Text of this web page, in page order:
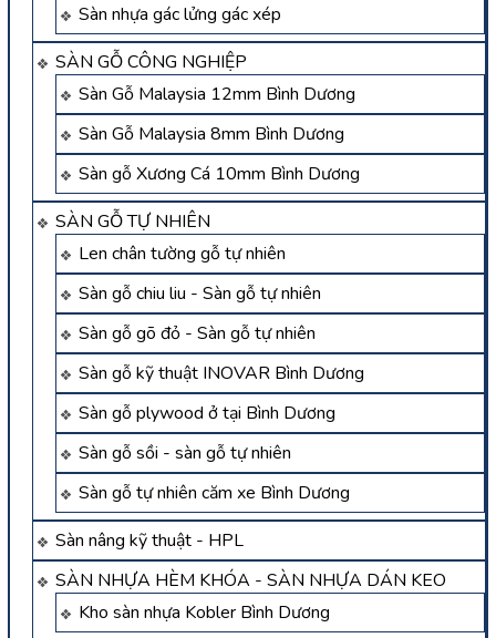
Sàn nhựa gác lửng gác xép
SÀN GỖ CÔNG NGHIỆP
Sàn Gỗ Malaysia 12mm Bình Dương
Sàn Gỗ Malaysia 8mm Bình Dương
Sàn gỗ Xương Cá 10mm Bình Dương
SÀN GỖ TỰ NHIÊN
Len chân tường gỗ tự nhiên
Sàn gỗ chiu liu - Sàn gỗ tự nhiên
Sàn gỗ gõ đỏ - Sàn gỗ tự nhiên
Sàn gỗ kỹ thuật INOVAR Bình Dương
Sàn gỗ plywood ở tại Bình Dương
Sàn gỗ sồi - sàn gỗ tự nhiên
Sàn gỗ tự nhiên căm xe Bình Dương
Sàn nâng kỹ thuật - HPL
SÀN NHỰA HÈM KHÓA - SÀN NHỰA DÁN KEO
Kho sàn nhựa Kobler Bình Dương